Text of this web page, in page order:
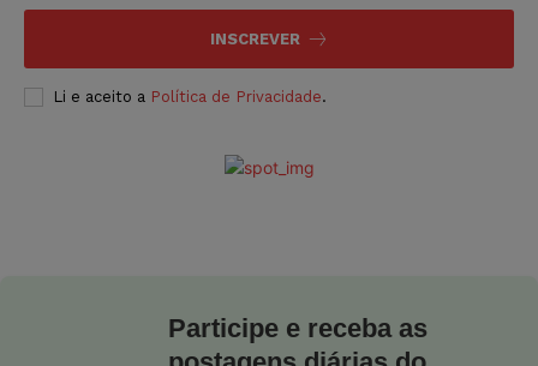
INSCREVER
Li e aceito a Política de Privacidade.
Participe e receba as